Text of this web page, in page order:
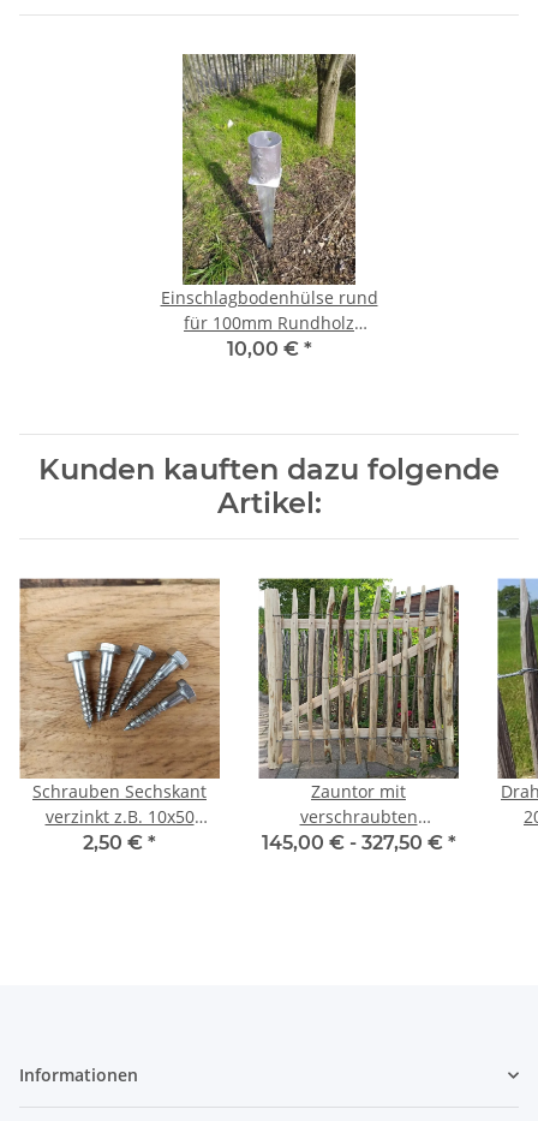
Einschlagbodenhülse rund
für 100mm Rundholz
Einschlagtiefe 60cm
10,00 € *
Kunden kauften dazu folgende
Artikel:
Schrauben Sechskant
verzinkt z.B. 10x50
passend für Rundhölzer
2,50 € *
Zauntor mit
verschraubten
Querriegeln. Ohne
145,00 € - 327,50 € *
Informationen